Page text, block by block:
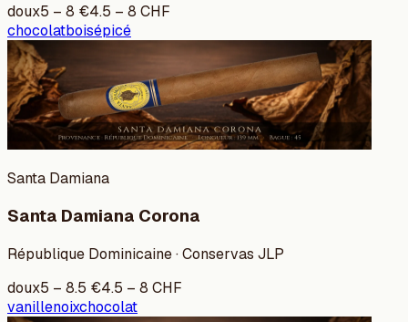
doux5 – 8 €4.5 – 8 CHF
chocolatboisépicé
Santa Damiana
Santa Damiana Corona
République Dominicaine · Conservas JLP
doux5 – 8.5 €4.5 – 8 CHF
vanillenoixchocolat